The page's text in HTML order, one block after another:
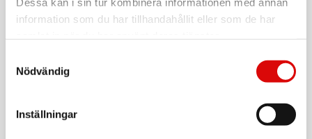
information som du har tillhandahållit eller som de har
Nödvändig
Inställningar